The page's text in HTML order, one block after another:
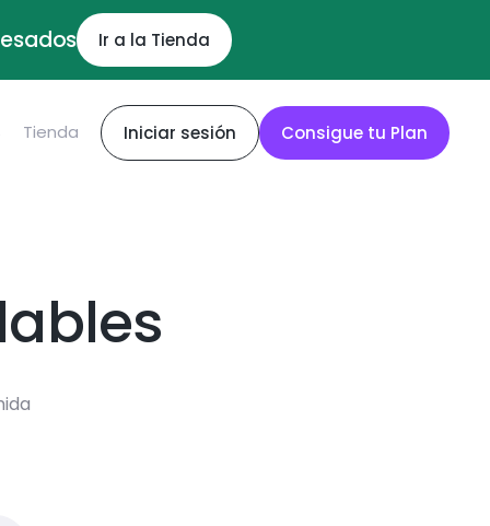
Ir a la Tienda
Tienda Iniciar sesión Consigue tu Plan